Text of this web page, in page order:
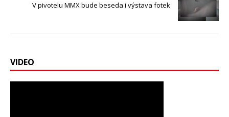
V pivotelu MMX bude beseda i výstava fotek
VIDEO